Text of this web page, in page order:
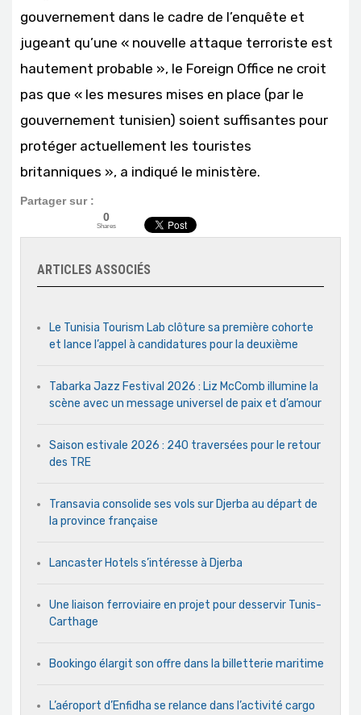
gouvernement dans le cadre de l’enquête et
jugeant qu’une « nouvelle attaque terroriste est
hautement probable », le Foreign Office ne croit
pas que « les mesures mises en place (par le
gouvernement tunisien) soient suffisantes pour
protéger actuellement les touristes
britanniques », a indiqué le ministère.
Partager sur :
0
Shares
ARTICLES ASSOCIÉS
Le Tunisia Tourism Lab clôture sa première cohorte
et lance l’appel à candidatures pour la deuxième
Tabarka Jazz Festival 2026 : Liz McComb illumine la
scène avec un message universel de paix et d’amour
Saison estivale 2026 : 240 traversées pour le retour
des TRE
Transavia consolide ses vols sur Djerba au départ de
la province française
Lancaster Hotels s’intéresse à Djerba
Une liaison ferroviaire en projet pour desservir Tunis-
Carthage
Bookingo élargit son offre dans la billetterie maritime
L’aéroport d’Enfidha se relance dans l’activité cargo